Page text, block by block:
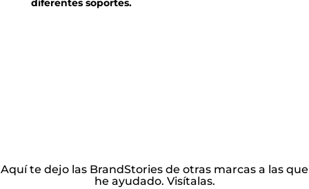
diferentes soportes.
Aquí te dejo las BrandStories de otras marcas a las que
he ayudado. Visítalas.